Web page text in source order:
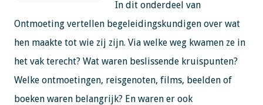
In dit onderdeel van
Ontmoeting vertellen begeleidingskundigen over wat
hen maakte tot wie zij zijn. Via welke weg kwamen ze in
het vak terecht? Wat waren beslissende kruispunten?
Welke ontmoetingen, reisgenoten, films, beelden of
boeken waren belangrijk? En waren er ook